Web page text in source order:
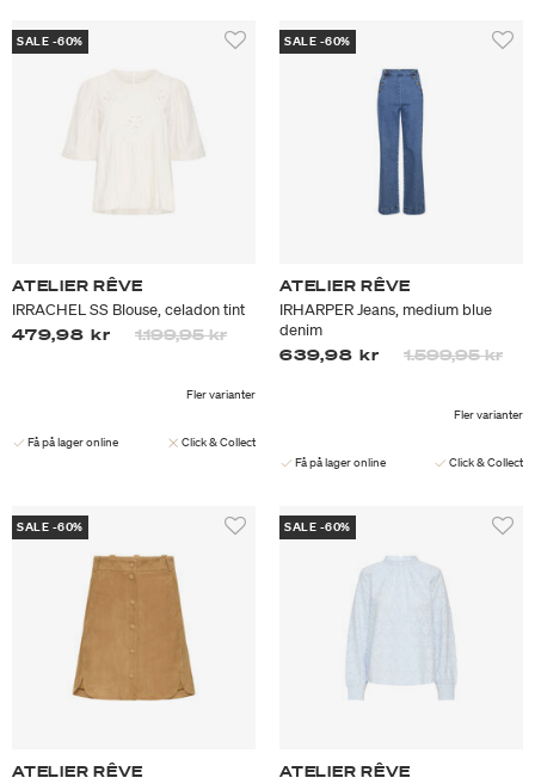
SALE -60%
ATELIER RÊVE
IRRACHEL SS Blouse, celadon tint
479,98 kr
Priset är nedsatt från
1.199,95 krtill
Fler varianter
Få på lager online Click & Collect
SALE -60%
ATELIER RÊVE
IRHARPER Jeans, medium blue
denim
639,98 kr
Priset är
1.599,95 krtill
Fler varianter
Få på lager online Click & Collect
SALE -60%
ATELIER RÊVE
SALE -60%
ATELIER RÊVE